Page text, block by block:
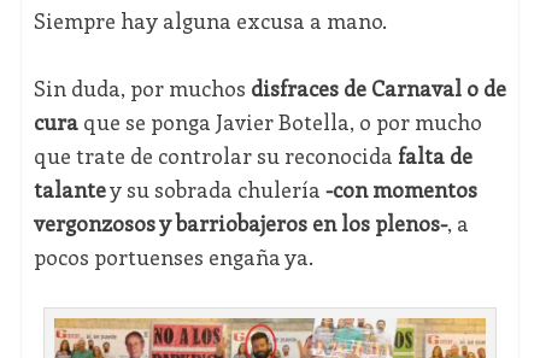
Siempre hay alguna excusa a mano.
Sin duda, por muchos disfraces de Carnaval o de
curaque se ponga Javier Botella, o por mucho
que trate de controlar su reconocida falta de
talantey su sobrada chulería -con momentos
vergonzosos y barriobajeros en los plenos-, a
pocos portuenses engaña ya.